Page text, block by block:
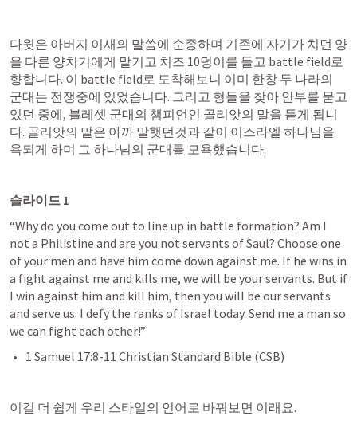
다윗은 아버지 이새의 말씀에 순종하며 기존에 자기가 치던 양
을 다른 양치기에게 맡기고 치즈 10덩이를 들고 battle field로
향합니다. 이 battle field로 도착해보니 이미 한창 두 나라의
군대는 전쟁중에 있었습니다. 그리고 형들을 찾아 안부를 묻고
있던 중에, 블레셋 군대의 챔피언인 골리앗의 말을 듣게 됩니
다. 골리앗의 말은 아까 말햇던것과 같이 이스라엘 하나님을
욕되게 하며 그 하나님의 군대를 모욕했습니다.
슬라이드 1
“Why do you come out to line up in battle formation? Am I
not a Philistine and are you not servants of Saul? Choose one
of your men and have him come down against me. If he wins in
a fight against me and kills me, we will be your servants. But if
I win against him and kill him, then you will be our servants
and serve us. I defy the ranks of Israel today. Send me a man so
we can fight each other!”
1 Samuel 17:8-11 Christian Standard Bible (CSB)
이걸 더 쉽게 우리 스타일의 언어로 바꿔보면 이래요.